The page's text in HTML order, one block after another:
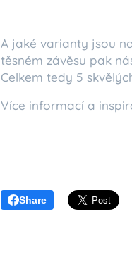
A jaké varianty jsou
těsném závěsu pak
Celkem tedy 5
Více informací a
Share